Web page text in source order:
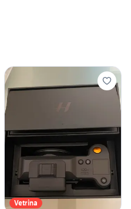
Vetrina